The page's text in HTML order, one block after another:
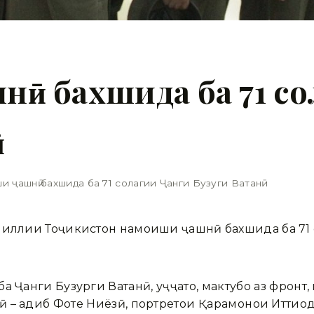
бахшида ба 71
ҷашнӣ бахшида ба 71 солагии Ҷанги Бузуги Ватанӣ
Тоҷикистон намоиши ҷашнӣ бахшида ба 71
Бузурги Ватанӣ, ҳуҷҷатҳо, мактубҳо аз
адиб Фотеҳ Ниёзӣ, портретҳои Қаҳрамонҳои